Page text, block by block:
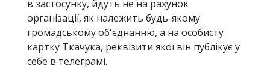
в застосунку, йдуть не на рахунок
організації, як належить будь-якому
громадському об'єднанню, а на особисту
картку Ткачука, реквізити якої він публікує у
себе в телеграмі.